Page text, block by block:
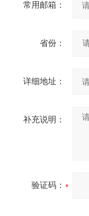
常用邮箱：
省份：
详细地址：
补充说明：
验证码：